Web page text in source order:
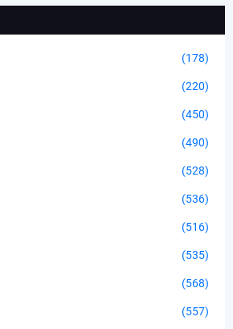
(178)
(220)
(450)
(490)
(528)
(536)
(516)
(535)
(568)
(557)